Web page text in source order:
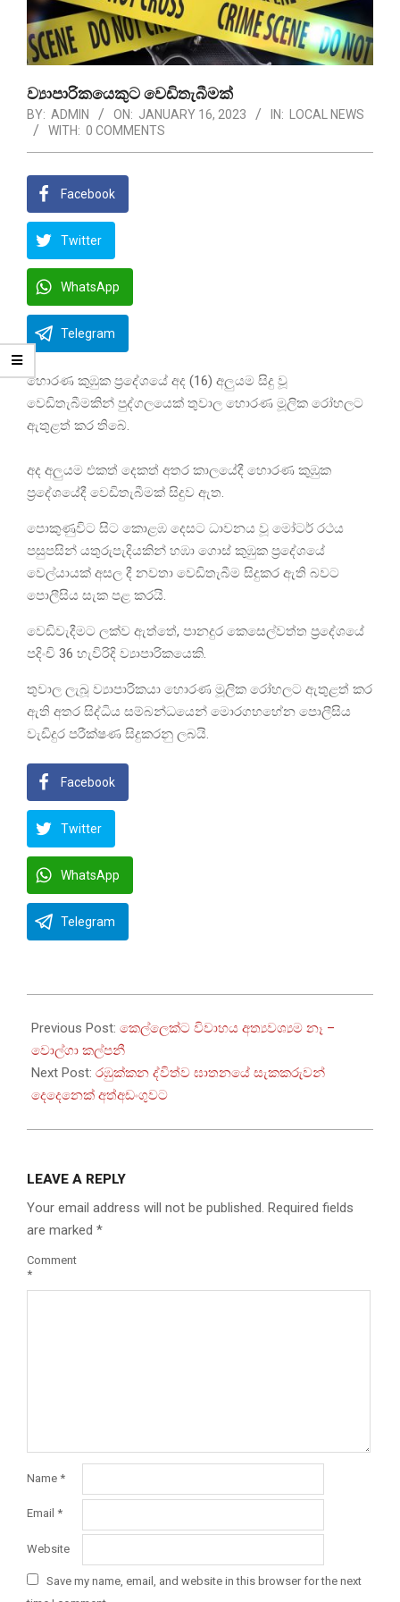
ව්‍යාපාරිකයෙකුට වෙඩිතැබීමක්
BY: ADMIN ON: JANUARY 16, 2023 IN:
LOCAL NEWS
WITH: 0 COMMENTS
Facebook
Twitter
WhatsApp
Telegram
හොරණ කුඹුක ප්‍රදේශයේ අද (16) අලුයම සිදු වූ
වෙඩිතැබීමකින් පුද්ගලයෙක් තුවාල හොරණ මූලික රෝහලට
ඇතුළත් කර තිබේ.
අද අලුයම එකත් දෙකත් අතර කාලයේදී හොරණ කුඹුක
ප්‍රදේශයේදී වෙඩිතැබීමක් සිදුව ඇත.
පොකුණුවිට සිට කොළඹ දෙසට ධාවනය වූ මෝටර් රථය
පසුපසින් යතුරුපැදියකින් හඹා ගොස් කුඹුක ප්‍රදේශයේ
වෙල්යායක් අසල දී නවතා වෙඩිතැබීම සිදුකර ඇති බවට
පොලීසිය සැක පළ කරයි.
වෙඩිවැදීමට ලක්ව ඇත්තේ, පානදුර කෙසෙල්වත්ත ප්‍රදේශයේ
පදිංචි 36 හැවිරිදි ව්‍යාපාරිකයෙකි.
තුවාල ලැබූ ව්‍යාපාරිකයා හොරණ මූලික රෝහලට ඇතුළත් කර
ඇති අතර සිද්ධිය සම්බන්ධයෙන් මොරගහහේන පොලීසිය
වැඩිදුර පරීක්ෂණ සිදුකරනු ලබයි.
Facebook
Twitter
WhatsApp
Telegram
01-
16
Previous Post: කෙල්ලෙක්ට විවාහය අත්‍යවශ්‍යම නෑ –
වොල්ගා කල්පනී
Next Post: රඹුක්කන ද්විත්ව ඝාතනයේ සැකකරුවන්
දෙදෙනෙක් අත්අඩංගුවට
LEAVE A REPLY
Your email address will not be published. Required fields
are marked *
Comment
*
Name *
Email *
Website
Save my name, email, and website in this browser for the next